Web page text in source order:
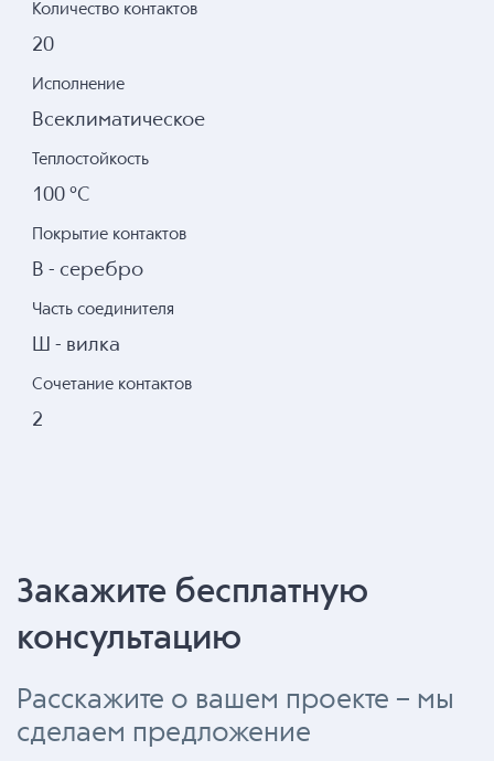
Количество контактов
20
Исполнение
Всеклиматическое
Теплостойкость
100 °С
Покрытие контактов
В - серебро
Часть соединителя
Ш - вилка
Сочетание контактов
2
Закажите бесплатную
консультацию
Расскажите о вашем проекте – мы
сделаем предложение